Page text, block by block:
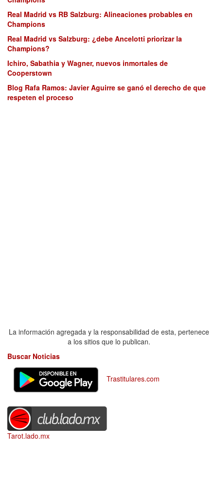
Real Madrid vs RB Salzburg: Alineaciones probables en
Champions
Real Madrid vs Salzburg: ¿debe Ancelotti priorizar la
Champions?
Ichiro, Sabathia y Wagner, nuevos inmortales de
Cooperstown
Blog Rafa Ramos: Javier Aguirre se ganó el derecho de que
respeten el proceso
La información agregada y la responsabilidad de esta, pertenece
a los sitios que lo publican.
Buscar Noticias
Trastitulares.com
Tarot.lado.mx